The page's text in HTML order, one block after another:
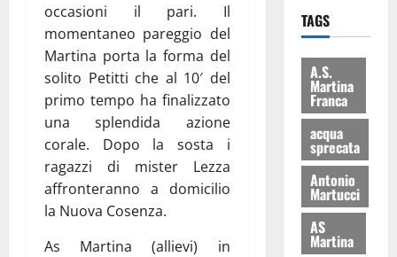
occasioni il pari. Il
momentaneo pareggio del
Martina porta la forma del
solito Petitti che al 10′ del
primo tempo ha finalizzato
una splendida azione
corale. Dopo la sosta i
ragazzi di mister Lezza
affronteranno a domicilio
la Nuova Cosenza.
As Martina (allievi) in
TAGS
A.S.
Martina
Franca
acqua
sprecata
Antonio
Martucci
AS
Martina